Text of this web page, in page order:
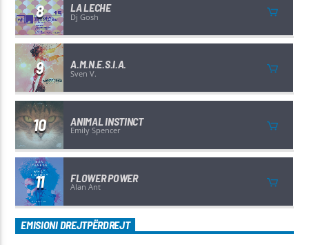
8 LA LECHE
Dj Gosh
9 A.M.N.E.S.I.A.
Sven V.
10 ANIMAL INSTINCT
Emily Spencer
11 FLOWER POWER
Alan Ant
EMISIONI DREJTPËRDREJT